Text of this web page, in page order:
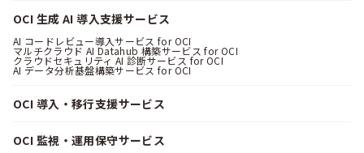
OCI 生成 AI 導入支援サービス
AI コードレビュー導入サービス for OCI
マルチクラウド AI Datahub 構築サービス for OCI
クラウドセキュリティ AI 診断サービス for OCI
AI データ分析基盤構築サービス for OCI
OCI 導入・移行支援サービス
OCI 監視・運用保守サービス